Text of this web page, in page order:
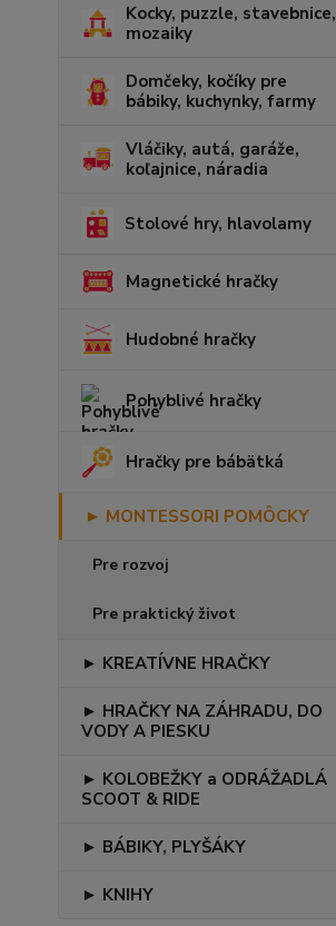
Kocky, puzzle, stavebnice,
mozaiky
Domčeky, kočíky pre
bábiky, kuchynky, farmy
Vláčiky, autá, garáže,
koľajnice, náradia
Stolové hry, hlavolamy
Magnetické hračky
Hudobné hračky
Pohyblivé hračky
Hračky pre bábätká
► MONTESSORI POMÔCKY
Pre rozvoj
Pre praktický život
► KREATÍVNE HRAČKY
► HRAČKY NA ZÁHRADU, DO
VODY A PIESKU
► KOLOBEŽKY a ODRÁŽADLÁ
SCOOT & RIDE
► BÁBIKY, PLYŠÁKY
► KNIHY